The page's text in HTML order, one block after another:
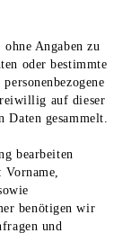
ohne Angaben zu
oder bestimmte
auf dieser
Daten gesammelt.
bearbeiten
Vorname,
benötigen wir
und